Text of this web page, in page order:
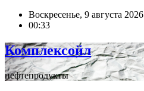
ПерейтиВоскресенье, 9 августа 2026
00:33
Комплексойл
нефтепродукты